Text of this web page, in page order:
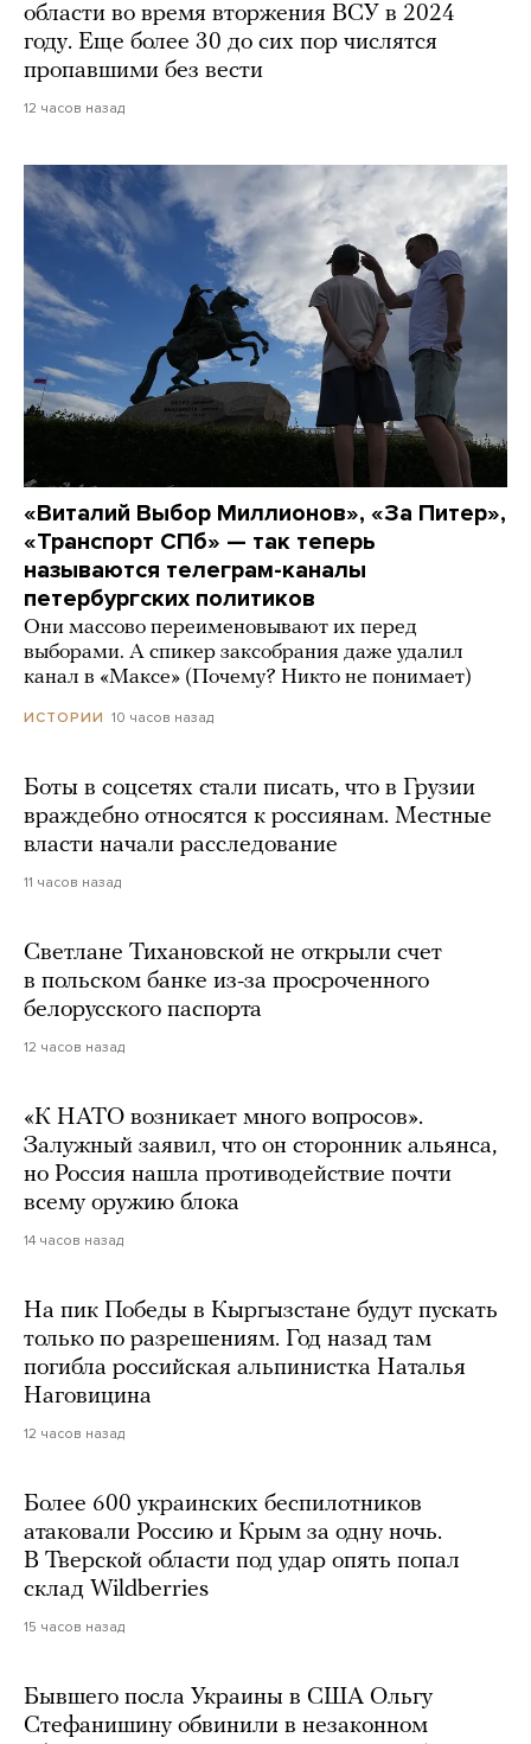
области во время вторжения ВСУ в 2024
году. Еще более 30 до сих пор числятся
пропавшими без вести
12 часов назад
«Виталий Выбор Миллионов», «За Питер»,
«Транспорт СПб» — так теперь
называются телеграм-каналы
петербургских политиков
Они массово переименовывают их перед
выборами. А спикер заксобрания даже удалил
канал в «Максе» (Почему? Никто не понимает)
ИСТОРИИ 10 часов назад
Боты в соцсетях стали писать, что в Грузии
враждебно относятся к россиянам. Местные
власти начали расследование
11 часов назад
Светлане Тихановской не открыли счет
в польском банке из-за просроченного
белорусского паспорта
12 часов назад
«К НАТО возникает много вопросов».
Залужный заявил, что он сторонник альянса,
но Россия нашла противодействие почти
всему оружию блока
14 часов назад
На пик Победы в Кыргызстане будут пускать
только по разрешениям. Год назад там
погибла российская альпинистка Наталья
Наговицина
12 часов назад
Более 600 украинских беспилотников
атаковали Россию и Крым за одну ночь.
В Тверской области под удар опять попал
склад Wildberries
15 часов назад
Бывшего посла Украины в США Ольгу
Стефанишину обвинили в незаконном